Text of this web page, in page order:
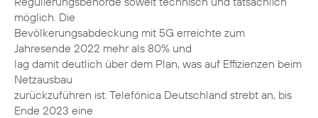
möglich. Die
Bevölkerungsabdeckung mit 5G erreichte zum
Jahresende 2022 mehr als 80% und
lag damit deutlich über dem Plan, was auf Effizienzen beim
Netzausbau
zurückzuführen ist. Telefónica Deutschland strebt an, bis
Ende 2023 eine